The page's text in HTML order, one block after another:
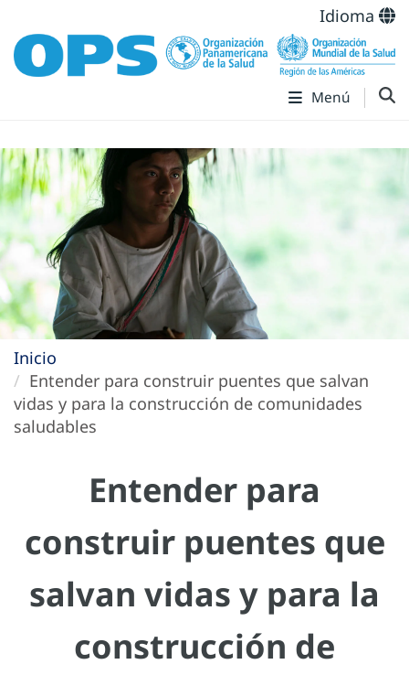
Idioma
Menú
Inicio
Entender para construir puentes que salvan
vidas y para la construcción de comunidades
saludables
Entender para
construir puentes que
salvan vidas y para la
construcción de